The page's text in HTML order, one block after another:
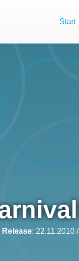
Start
Release: 22.11.2010 /